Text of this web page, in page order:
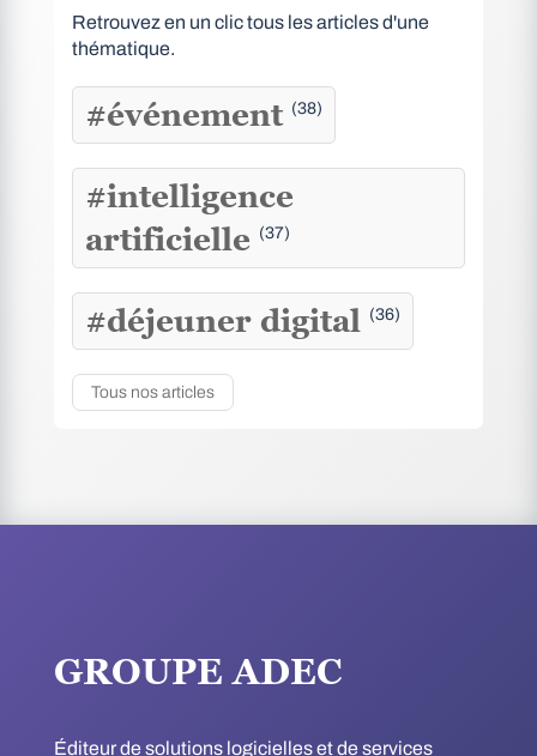
Retrouvez en un clic tous les articles d'une
thématique.
#événement (38)
#intelligence
artificielle (37)
#déjeuner digital (36)
Tous nos articles
GROUPE ADEC
Éditeur de solutions logicielles et de services